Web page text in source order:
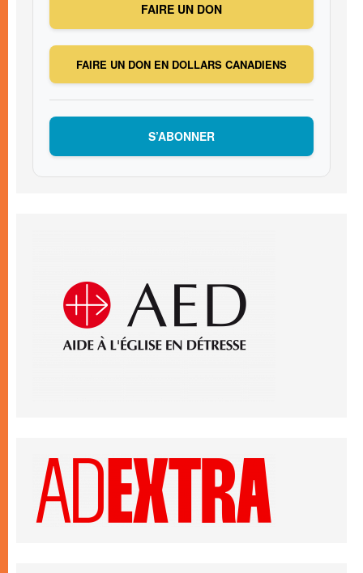
FAIRE UN DON
FAIRE UN DON EN DOLLARS CANADIENS
S’ABONNER